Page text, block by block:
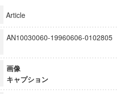
グプログラム「超成熟社会発展のサ
Article
AN10030060-19960606-0102805
画像
キャプション